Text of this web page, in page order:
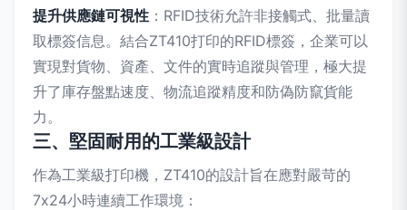
提升供應鏈可視性 ：RFID技術允許非接觸式、批量讀
取標簽信息。結合ZT410打印的RFID標簽，企業可以
實現對貨物、資產、文件的實時追蹤與管理，極大提
升了庫存盤點速度、物流追蹤精度和防偽防竄貨能
力。
三、堅固耐用的工業級設計
作為工業級打印機，ZT410的設計旨在應對嚴苛的
7x24小時連續工作環境：